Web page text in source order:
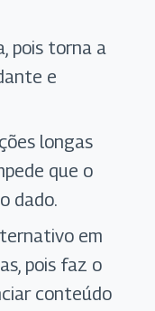
pois torna a
e
longas
que o
dado.
em
pois faz o
conteúdo